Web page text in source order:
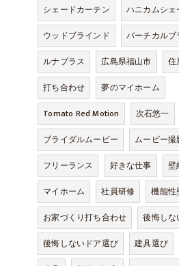
シェードカーテン
ハニカムシェ
ウッドブラインド
バーチカルブ
ルナプラス
広島県福山市
住
打ち合わせ
夢のマイホーム
Tomato Red Motion
次石悠一
ブライダルムービー
ムービー撮
フリーランス
好きな仕事
壁
マイホーム
社員研修
機能性
お家づくり打ち合わせ
後悔し
後悔しないドア選び
建具選び